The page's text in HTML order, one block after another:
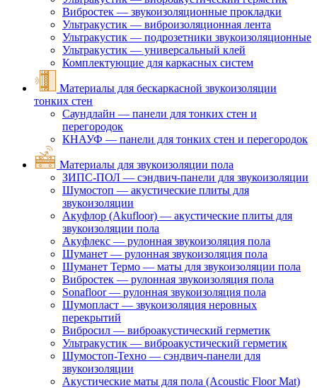
Вибростек — звукоизоляционные прокладки
Ультракустик — виброизоляционная лента
Ультракустик — подрозетники звукоизоляционные
Ультракустик — универсальный клей
Комплектующие для каркасных систем
Материалы для бескаркасной звукоизоляции
тонких стен
Саундлайн — панели для тонких стен и
перегородок
КНАУФ — панели для тонких стен и перегородок
Материалы для звукоизоляции пола
ЗИПС-ПОЛ — сэндвич-панели для звукоизоляции
Шумостоп — акустические плиты для
звукоизоляции
Акуфлор (Akufloor) — акустические плиты для
звукоизоляции пола
Акуфлекс — рулонная звукоизоляция пола
Шуманет — рулонная звукоизоляция пола
Шуманет Термо — маты для звукоизоляции пола
Вибростек — рулонная звукоизоляция пола
Sonafloor — рулонная звукоизоляция пола
Шумопласт — звукоизоляция неровных
перекрытий
Вибросил — виброакустический герметик
Ультракустик — виброакустический герметик
Шумостоп-Техно — сэндвич-панели для
звукоизоляции
Акустические маты для пола (Acoustic Floor Mat)